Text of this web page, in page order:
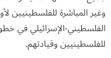
وغير المباشرة للفلسطينيين
الفلسطيني-الإسرائيلي في
للفلسطينيين وقيادتهم.